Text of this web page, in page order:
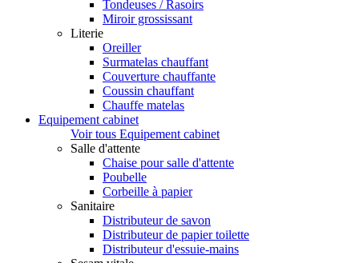
Tondeuses / Rasoirs
Miroir grossissant
Literie
Oreiller
Surmatelas chauffant
Couverture chauffante
Coussin chauffant
Chauffe matelas
Equipement cabinet
Voir tous Equipement cabinet
Salle d'attente
Chaise pour salle d'attente
Poubelle
Corbeille à papier
Sanitaire
Distributeur de savon
Distributeur de papier toilette
Distributeur d'essuie-mains